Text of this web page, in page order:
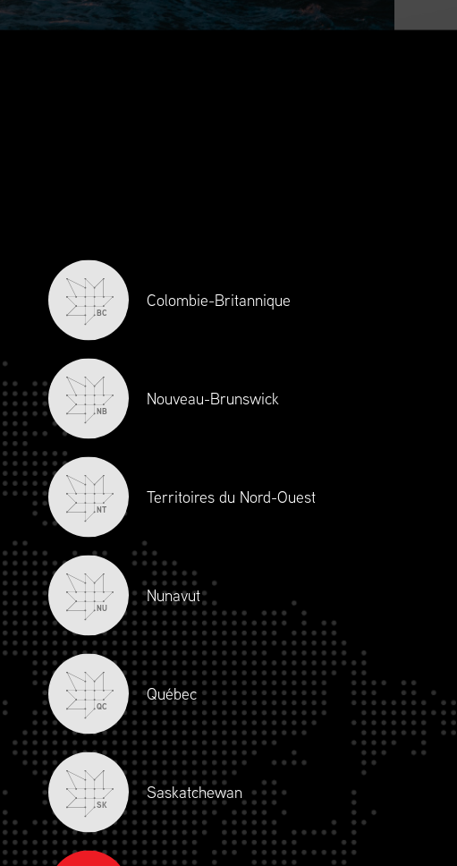
la chaîne d’approvisionnement au
Canada. À titre de voix de l’industrie,
discussions sur les réformes politiques et
réglementaires.
BC
Colombie-Britannique
NB
Nouveau-Brunswick
NT
Territoires du Nord-Ouest
NU
Nunavut
QC
Québec
SK
Saskatchewan